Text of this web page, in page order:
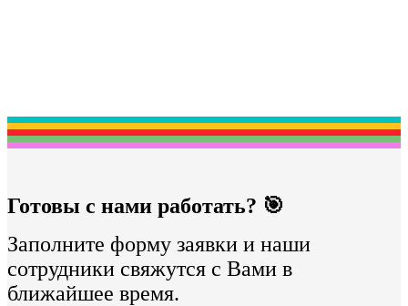
Готовы с нами работать? 🎯
Заполните форму заявки и наши
сотрудники свяжутся с Вами в
ближайшее время.